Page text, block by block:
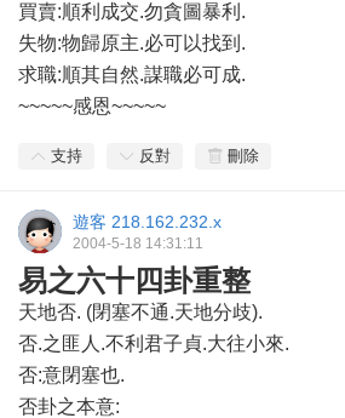
買賣:順利成交.勿貪圖暴利.
失物:物歸原主.必可以找到.
求職:順其自然.謀職必可成.
~~~~~感恩~~~~~
支持 反對 刪除
遊客 218.162.232.x
2004-5-18 14:31:11
易之六十四卦重整
天地否. (閉塞不通.天地分歧).
否.之匪人.不利君子貞.大往小來.
否:意閉塞也.
否卦之本意: